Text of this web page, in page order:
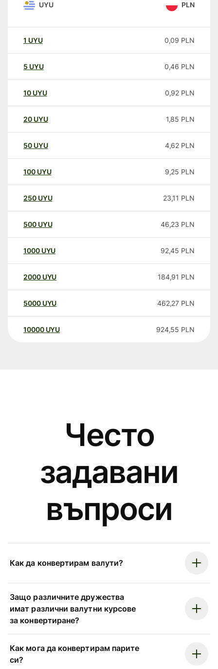
UYU PLN
1 UYU 0,09 PLN
5 UYU 0,46 PLN
10 UYU 0,92 PLN
20 UYU 1,85 PLN
50 UYU 4,62 PLN
100 UYU 9,25 PLN
250 UYU 23,11 PLN
500 UYU 46,23 PLN
1000 UYU 92,45 PLN
2000 UYU 184,91 PLN
5000 UYU 462,27 PLN
10000 UYU 924,55 PLN
Често
задавани
въпроси
Как да конвертирам валути?
Защо различните дружества
имат различни валутни курсове
за конвертиране?
Как мога да конвертирам парите
си?